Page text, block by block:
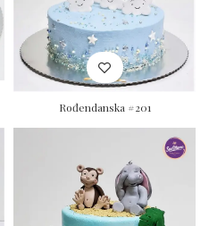
Rođendanska #201